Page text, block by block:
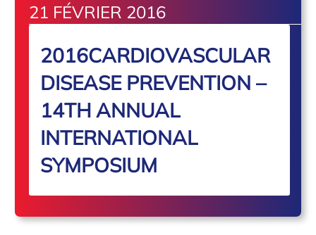
21 FÉVRIER 2016
2016CARDIOVASCULAR
DISEASE PREVENTION –
14TH ANNUAL
INTERNATIONAL
SYMPOSIUM